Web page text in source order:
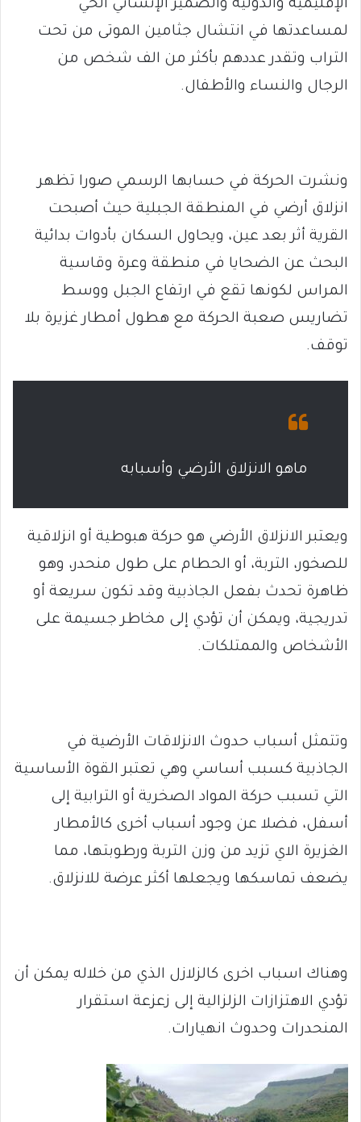
الإقليمية والدولية والضمير الإنساني الحي
لمساعدتها في انتشال جثامين الموتى من تحت
التراب وتقدر عددهم بأكثر من الف شخص من
الرجال والنساء والأطفال.
ونشرت الحركة في حسابها الرسمي صورا تظهر
انزلاق أرضي في المنطقة الجبلية حيث أصبحت
القرية أثر بعد عين، ويحاول السكان بأدوات بدائية
البحث عن الضحايا في منطقة وعرة وقاسية
المراس لكونها تقع في ارتفاع الجبل ووسط
تضاريس صعبة الحركة مع هطول أمطار غزيرة بلا
توقف.
ماهو الانزلاق الأرضي وأسبابه
ويعتبر الانزلاق الأرضي هو حركة هبوطية أو انزلاقية
للصخور، التربة، أو الحطام على طول منحدر، وهو
ظاهرة تحدث بفعل الجاذبية وقد تكون سريعة أو
تدريجية، ويمكن أن تؤدي إلى مخاطر جسيمة على
الأشخاص والممتلكات.
وتتمثل أسباب حدوث الانزلاقات الأرضية في
الجاذبية كسبب أساسي وهي تعتبر القوة الأساسية
التي تسبب حركة المواد الصخرية أو الترابية إلى
أسفل، فضلا عن وجود أسباب أخرى كالأمطار
الغزيرة الاي تزيد من وزن التربة ورطوبتها، مما
يضعف تماسكها ويجعلها أكثر عرضة للانزلاق.
وهناك اسباب اخرى كالزلازل الذي من خلاله يمكن أن
تؤدي الاهتزازات الزلزالية إلى زعزعة استقرار
المنحدرات وحدوث انهيارات.